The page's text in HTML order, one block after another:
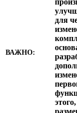
ВАЖНО:
для